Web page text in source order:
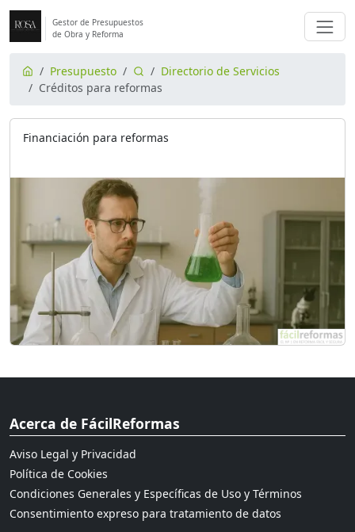
Gestor de Presupuestos
de Obra y Reforma
Presupuesto
Directorio de Servicios
Créditos para reformas
Financiación para reformas
Acerca de FácilReformas
Aviso Legal y Privacidad
Política de Cookies
Condiciones Generales y Específicas de Uso y Términos
Consentimiento expreso para tratamiento de datos